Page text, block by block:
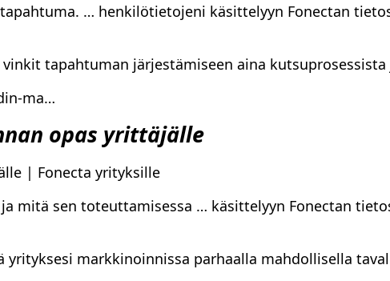
… henkilötietojeni käsittelyyn Fonectan
tapahtuman järjestämiseen aina
ma…
opas yrittäjälle
| Fonecta yrityksille
mitä sen toteuttamisessa … käsittelyyn Fonectan
yrityksesi markkinoinnissa parhaalla mahdollisella